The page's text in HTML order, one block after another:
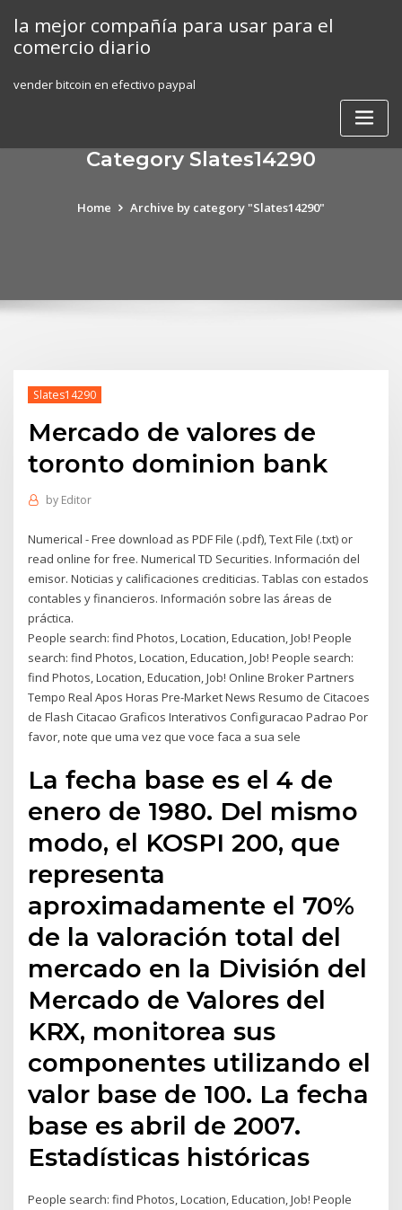
content
la mejor compañía para usar para el
comercio diario
vender bitcoin en efectivo paypal
Category Slates14290
Home Archive by category "Slates14290"
Slates14290
Mercado de valores de
toronto dominion bank
by Editor
Numerical - Free download as PDF File (.pdf), Text File (.txt) or
read online for free. Numerical TD Securities. Información del
emisor. Noticias y calificaciones crediticias. Tablas con estados
contables y financieros. Información sobre las áreas de
práctica.
People search: find Photos, Location, Education, Job! People
search: find Photos, Location, Education, Job! People search:
find Photos, Location, Education, Job! Online Broker Partners
Tempo Real Apos Horas Pre-Market News Resumo de Citacoes
de Flash Citacao Graficos Interativos Configuracao Padrao Por
favor, note que uma vez que voce faca a sua sele
La fecha base es el 4 de
enero de 1980. Del mismo
modo, el KOSPI 200, que
representa
aproximadamente el 70%
de la valoración total del
mercado en la División del
Mercado de Valores del
KRX, monitorea sus
componentes utilizando el
valor base de 100. La fecha
base es abril de 2007.
Estadísticas históricas
People search: find Photos, Location, Education, Job! People